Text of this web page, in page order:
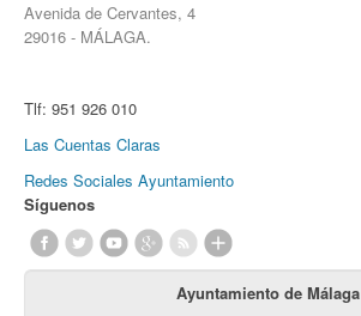
Avenida de Cervantes, 4
29016 - MÁLAGA.
Tlf: 951 926 010
Las Cuentas Claras
Redes Sociales Ayuntamiento
Síguenos
Ayuntamiento de Málaga